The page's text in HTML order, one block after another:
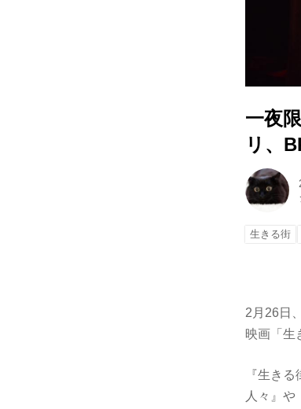
一夜
リ、
生きる街
2月26日
映画「生
『生き
人々』や